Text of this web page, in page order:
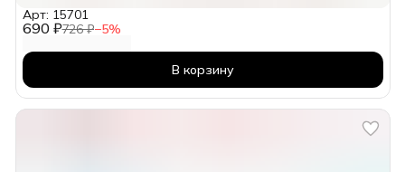
690 ₽726 ₽−5%
Арт: 15701
В корзину